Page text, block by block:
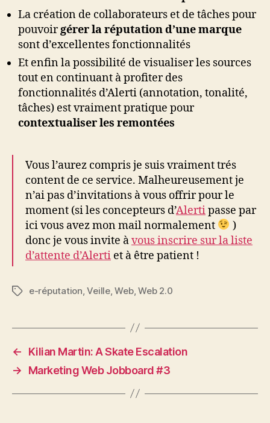
La création de collaborateurs et de tâches pour
pouvoirgérer la réputation d’une marque
sont d’excellentes fonctionnalités
Et enfin la possibilité de visualiser les sources
tout en continuant à profiter des
fonctionnalités d’Alerti (annotation, tonalité,
tâches) est vraiment pratique pour
contextualiser les remontées
Vous l’aurez compris je suis vraiment trés
content de ce service. Malheureusement je
n’ai pas d’invitations à vous offrir pour le
moment (si les concepteurs d’Alertipasse par
ici vous avez mon mail normalement
)
donc je vous invite àvous inscrire sur la liste
d’attente d’Alerti et à être patient !
Étiquettes
e-réputation ,Veille,Web,Web 2.0
←
Kilian Martin: A Skate Escalation
→
Marketing Web Jobboard #3